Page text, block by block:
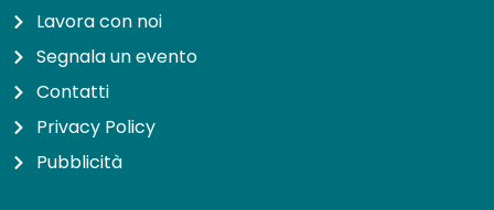
Lavora con noi
Segnala un evento
Contatti
Privacy Policy
Pubblicità